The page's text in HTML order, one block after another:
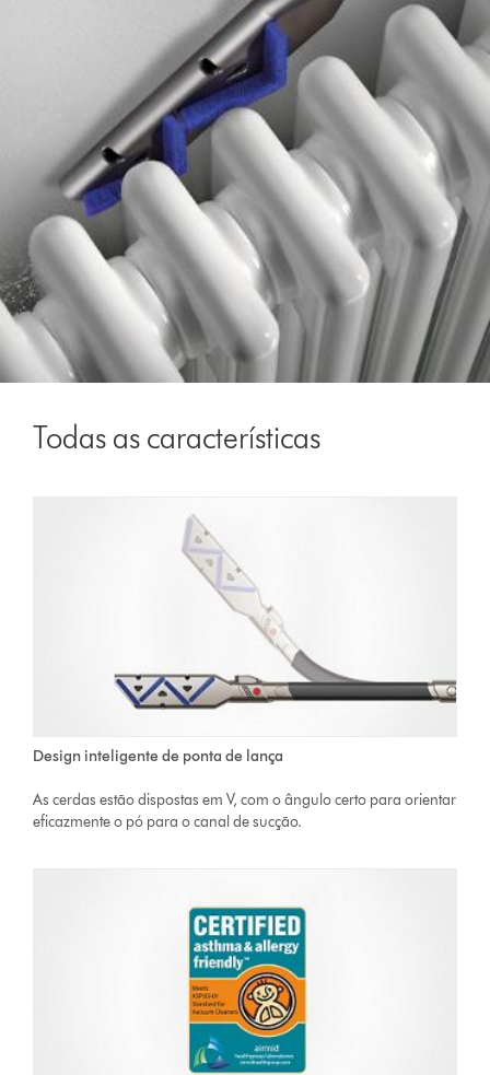
Todas as características
Design inteligente de ponta de lança
As cerdas estão dispostas em V, com o ângulo certo para orientar
eficazmente o pó para o canal de sucção.